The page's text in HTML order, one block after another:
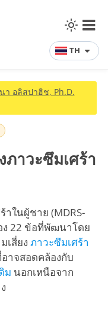
TH
า อลิสปาฮิช, Ph.D.
ภาวะซึมเศร้า
ในผู้ชาย (MDRS-
ง 22 ข้อที่พัฒนาโดย
เสี่ยง ภาวะซึมเศร้า
าจสอดคล้องกับ
ม นอกเหนือจาก